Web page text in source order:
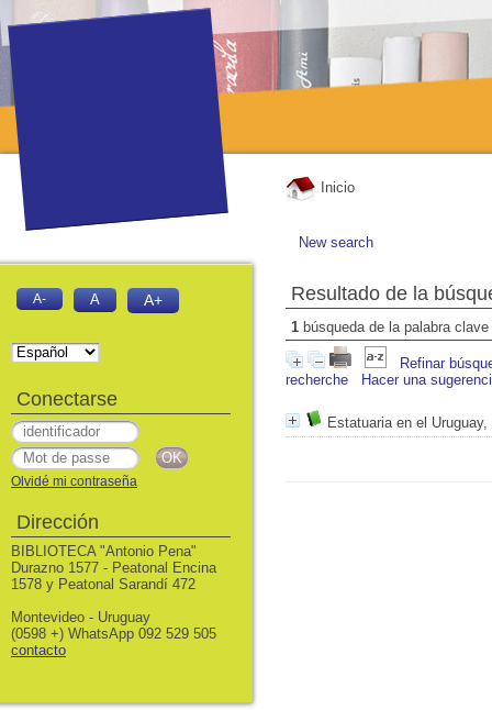
Inicio
New search
Resultado de la
1 búsqueda de la palabra clave
Refinar
recherche
Hacer una
Estatuaria en el
A- A A+
Conectarse
Olvidé mi contraseña
Dirección
BIBLIOTECA "Antonio Pena"
Durazno 1577 - Peatonal Encina
1578 y Peatonal Sarandí 472
Montevideo - Uruguay
(0598 +) WhatsApp 092 529 505
contacto